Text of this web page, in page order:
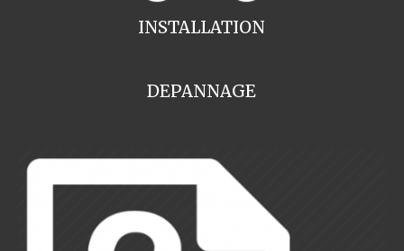
INSTALLATION
DEPANNAGE